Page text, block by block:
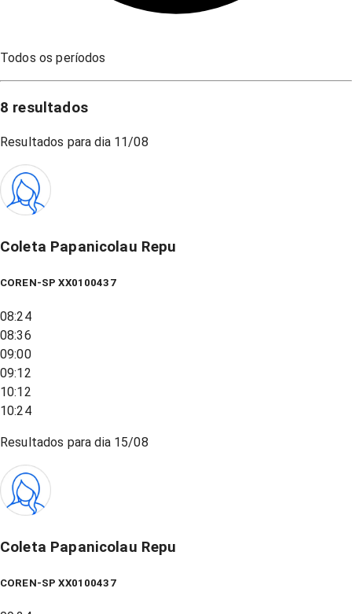
Todos os períodos
8 resultados
Resultados para dia 11/08
Coleta Papanicolau Repu
COREN-SP XX0100437
08:24
08:36
09:00
09:12
10:12
10:24
Resultados para dia 15/08
Coleta Papanicolau Repu
COREN-SP XX0100437